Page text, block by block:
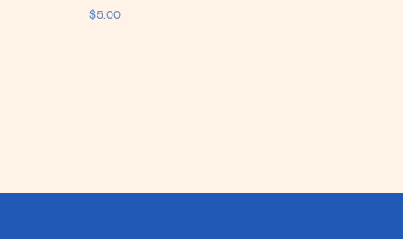
$5.00